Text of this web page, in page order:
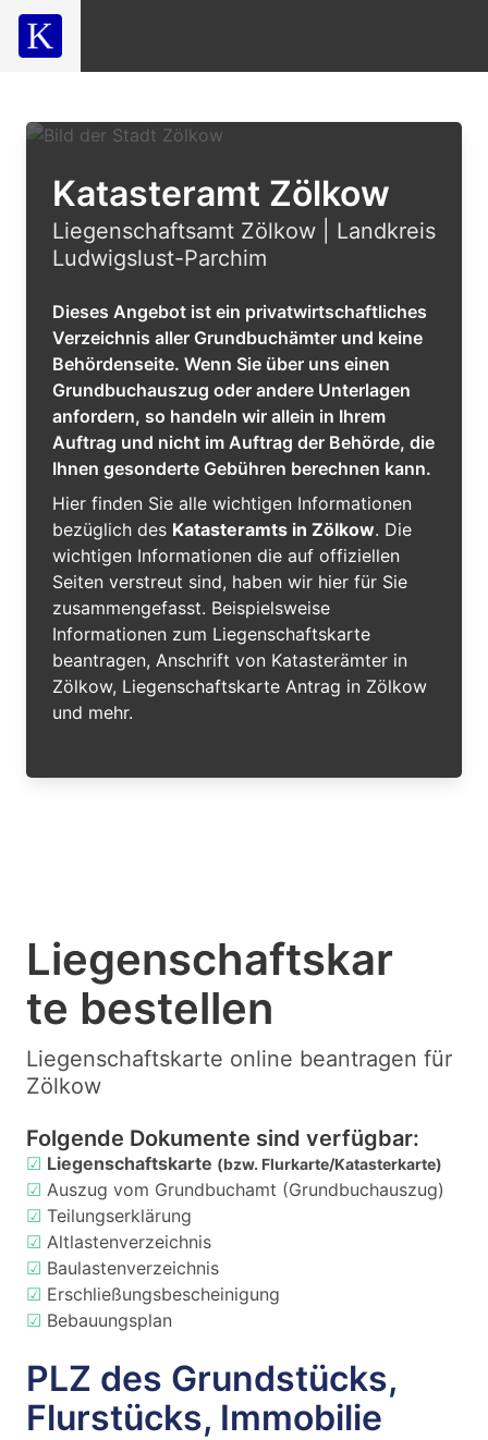
Katasteramt Zölkow
Liegenschaftsamt Zölkow | Landkreis
Ludwigslust-Parchim
Dieses Angebot ist ein privatwirtschaftliches
Verzeichnis aller Grundbuchämter und keine
Behördenseite. Wenn Sie über uns einen
Grundbuchauszug oder andere Unterlagen
anfordern, so handeln wir allein in Ihrem
Auftrag und nicht im Auftrag der Behörde, die
Ihnen gesonderte Gebühren berechnen kann.
Hier finden Sie alle wichtigen Informationen
bezüglich des Katasteramts in Zölkow. Die
wichtigen Informationen die auf offiziellen
Seiten verstreut sind, haben wir hier für Sie
zusammengefasst. Beispielsweise
Informationen zum Liegenschaftskarte
beantragen, Anschrift von Katasterämter in
Zölkow, Liegenschaftskarte Antrag in Zölkow
und mehr.
Liegenschaftskar
te bestellen
Liegenschaftskarte online beantragen für
Zölkow
Folgende Dokumente sind verfügbar:
☑ Liegenschaftskarte (bzw. Flurkarte/Katasterkarte)
☑ Auszug vom Grundbuchamt (Grundbuchauszug)
☑ Teilungserklärung
☑ Altlastenverzeichnis
☑ Baulastenverzeichnis
☑ Erschließungsbescheinigung
☑ Bebauungsplan
PLZ des Grundstücks,
Flurstücks, Immobilie